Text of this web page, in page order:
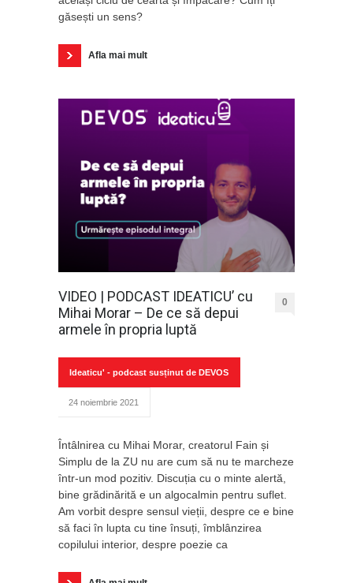
găsești un sens?
Afla mai mult
VIDEO | PODCAST IDEATICU’ cu
Mihai Morar – De ce să depui
armele în propria luptă
0
Ideaticu' - podcast susținut de DEVOS
24 noiembrie 2021
Întâlnirea cu Mihai Morar, creatorul Fain și
Simplu de la ZU nu are cum să nu te marcheze
într-un mod pozitiv. Discuția cu o minte alertă,
bine grădinărită e un algocalmin pentru suflet.
Am vorbit despre sensul vieții, despre ce e bine
să faci în lupta cu tine însuți, îmblânzirea
copilului interior, despre poezie ca